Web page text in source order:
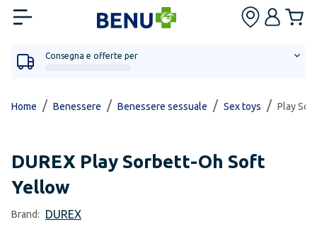
Consegna e offerte per
Home / Benessere / Benessere sessuale / Sex toys / Play
DUREX Play Sorbett-Oh Soft
Yellow
Brand: DUREX